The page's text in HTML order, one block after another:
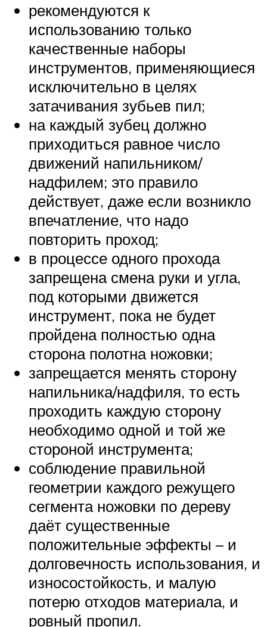
рекомендуются к
использованию только
качественные наборы
инструментов, применяющиеся
исключительно в целях
затачивания зубьев пил;
на каждый зубец должно
приходиться равное число
движений напильником/
надфилем; это правило
действует, даже если возникло
впечатление, что надо
повторить проход;
в процессе одного прохода
запрещена смена руки и угла,
под которыми движется
инструмент, пока не будет
пройдена полностью одна
сторона полотна ножовки;
запрещается менять сторону
напильника/надфиля, то есть
проходить каждую сторону
необходимо одной и той же
стороной инструмента;
соблюдение правильной
геометрии каждого режущего
сегмента ножовки по дереву
даёт существенные
положительные эффекты – и
долговечность использования, и
износостойкость, и малую
потерю отходов материала, и
ровный пропил.